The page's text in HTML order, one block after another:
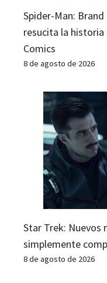
Spider-Man: Brand
resucita la historia
Comics
8 de agosto de 2026
Star Trek: Nuevos
simplemente
8 de agosto de 2026